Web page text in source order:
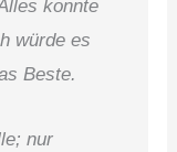
konnte
würde es
Beste.
nur